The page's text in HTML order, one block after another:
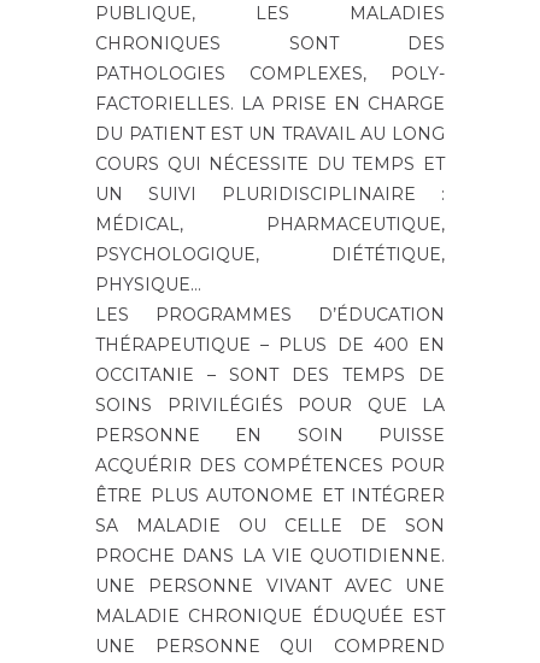
PUBLIQUE, LES MALADIES
CHRONIQUES SONT DES
PATHOLOGIES COMPLEXES, POLY-
FACTORIELLES. LA PRISE EN CHARGE
DU PATIENT EST UN TRAVAIL AU LONG
COURS QUI NÉCESSITE DU TEMPS ET
UN SUIVI PLURIDISCIPLINAIRE :
MÉDICAL, PHARMACEUTIQUE,
PSYCHOLOGIQUE, DIÉTÉTIQUE,
PHYSIQUE…
LES PROGRAMMES D’ÉDUCATION
THÉRAPEUTIQUE – PLUS DE 400 EN
OCCITANIE – SONT DES TEMPS DE
SOINS PRIVILÉGIÉS POUR QUE LA
PERSONNE EN SOIN PUISSE
ACQUÉRIR DES COMPÉTENCES POUR
ÊTRE PLUS AUTONOME ET INTÉGRER
SA MALADIE OU CELLE DE SON
PROCHE DANS LA VIE QUOTIDIENNE.
UNE PERSONNE VIVANT AVEC UNE
MALADIE CHRONIQUE ÉDUQUÉE EST
UNE PERSONNE QUI COMPREND